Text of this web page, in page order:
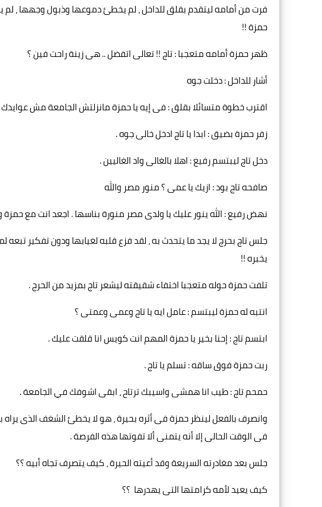
فرت من أمامه ليتقدم بقلق للداخل ، لم يخطئ دموعها وذبول وجهها ، لم
حمزة !!
ظهر حمزة أمامه متعجبا : تاج !! تعالى اتفضل .. هى زينة راحت فين ؟
أشار للداخل : دخلت جوه
اقترب خطوة متسائلا بقلق : فى إيه يا حمزة مانزلتش الجامعة مش
زفر حمزة بضيق : ابدا يا تاج ادخل خالى جوه .
دخل تاج ليبتسم رفيع : اهلا بالغالى واد الغاليين .
صافحه تاج بود : ازيك يا عمى ؟ منور مصر والله
نهض رفيع : الله ينور عليك يا ولدى مصر منورة بناسها . اجعد انت مع
جلس تاج بحرج لا يجد ما يتحدث به ، لقد فزع قلبه لغيابها ودون تفكير
يخبره !!
تلفت حمزة حوله متعجبا اختفاء شقيقته ليشعر تاج بمزيد من الحرج .
انتبه له حمزة ليبتسم : عامل ايه يا تاج وعمى وعمتى ؟
ابتسم تاج : إحنا بخير يا حمزة المهم انت كويس انا قلقت عليك .
ربت حمزة فوق ساقه : تسلم يا تاج .
حمحم تاج : طيب انا همشى واسيبك ترتاح ، ابقى اشوفك في الجامعة .
وانصرف بالفعل لينظر حمزة فى أثره بحيرة ، هو لا يخطئ الشغف الذى
فى الوقت الحالى إلا أنه يتمنى ألا تفوتها هذه الفرصة .
جلس بعد مغادرته السريعة وقد أعيته الحيرة ، كيف يتصرف تجاه أبيه ؟؟
كيف يعيد لأمه كرامتها التى يهدرها ؟؟